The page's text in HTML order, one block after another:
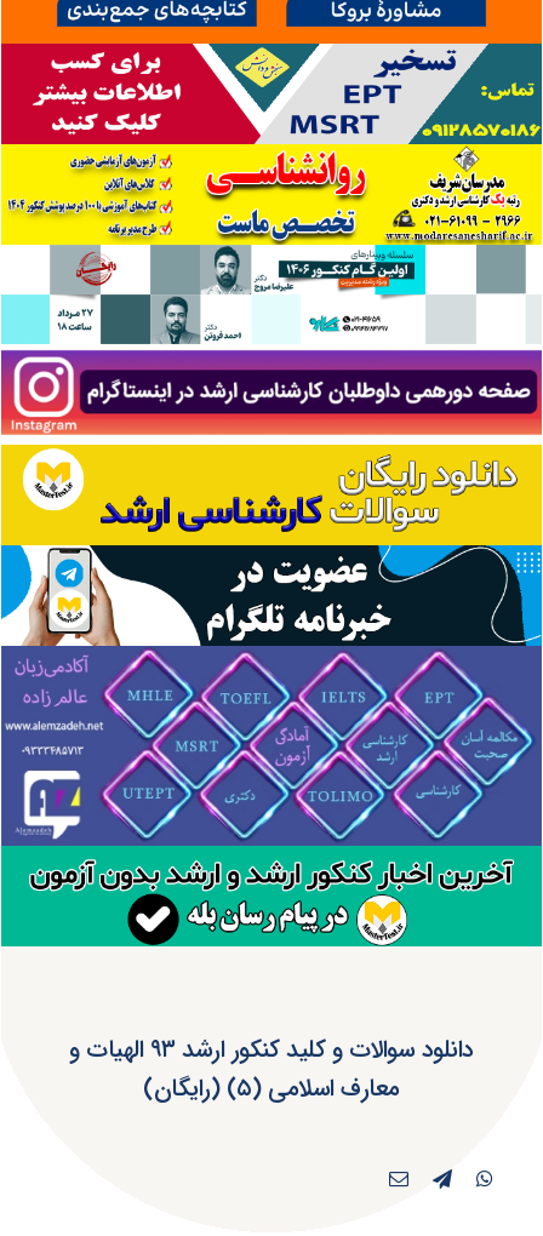
دانلود سوالات و کلید کنکور ارشد ۹۳ الهیات و
معارف اسلامی (۵) (رایگان)